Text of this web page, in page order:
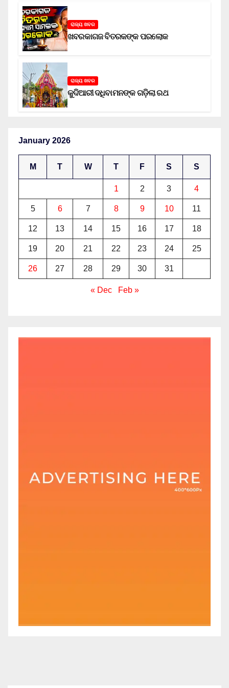
ରାଜ୍ୟ ଖବର
ଖବରକାଗଜ ବିତରକଙ୍କ ପରଲୋକ
ରାଜ୍ୟ ଖବର
କୁଦିଆରୀ ଦଧିବାମନଙ୍କ ଗଡ଼ିଲା ରଥ
January 2026
M T W T F S S
1 2 3 4
5 6 7 8 9 10 11
12 13 14 15 16 17 18
19 20 21 22 23 24 25
26 27 28 29 30 31
« Dec Feb »